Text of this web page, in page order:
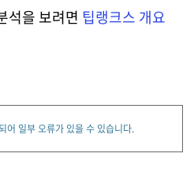
석을 보려면 팁랭크스 개요
어 일부 오류가 있을 수 있습니다.